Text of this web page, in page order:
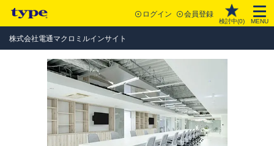
ログイン 会員登録
検討中(0) MENU
株式会社電通マクロミルインサイト